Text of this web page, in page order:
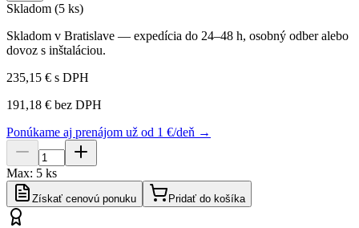
Skladom (5 ks)
Skladom v Bratislave — expedícia do 24–48 h, osobný odber alebo
dovoz s inštaláciou.
235,15 € s DPH
191,18 € bez DPH
Ponúkame aj prenájom už od 1 €/deň →
Max: 5 ks
Získať cenovú ponuku Pridať do košíka